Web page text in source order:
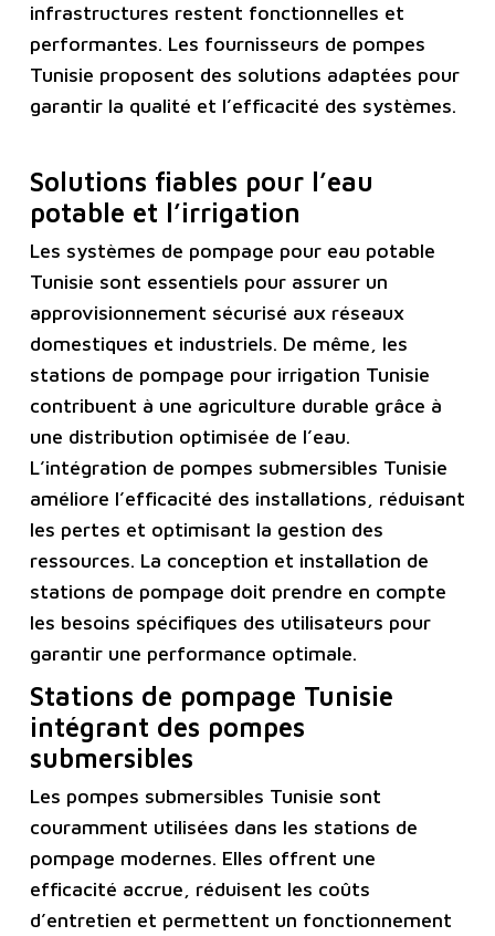
infrastructures restent fonctionnelles et
performantes. Les fournisseurs de pompes
Tunisie proposent des solutions adaptées pour
garantir la qualité et l’efficacité des systèmes.
Solutions fiables pour l’eau
potable et l’irrigation
Les systèmes de pompage pour eau potable
Tunisie sont essentiels pour assurer un
approvisionnement sécurisé aux réseaux
domestiques et industriels. De même, les
stations de pompage pour irrigation Tunisie
contribuent à une agriculture durable grâce à
une distribution optimisée de l’eau.
L’intégration de pompes submersibles Tunisie
améliore l’efficacité des installations, réduisant
les pertes et optimisant la gestion des
ressources. La conception et installation de
stations de pompage doit prendre en compte
les besoins spécifiques des utilisateurs pour
garantir une performance optimale.
Stations de pompage Tunisie
intégrant des pompes
submersibles
Les pompes submersibles Tunisie sont
couramment utilisées dans les stations de
pompage modernes. Elles offrent une
efficacité accrue, réduisent les coûts
d’entretien et permettent un fonctionnement